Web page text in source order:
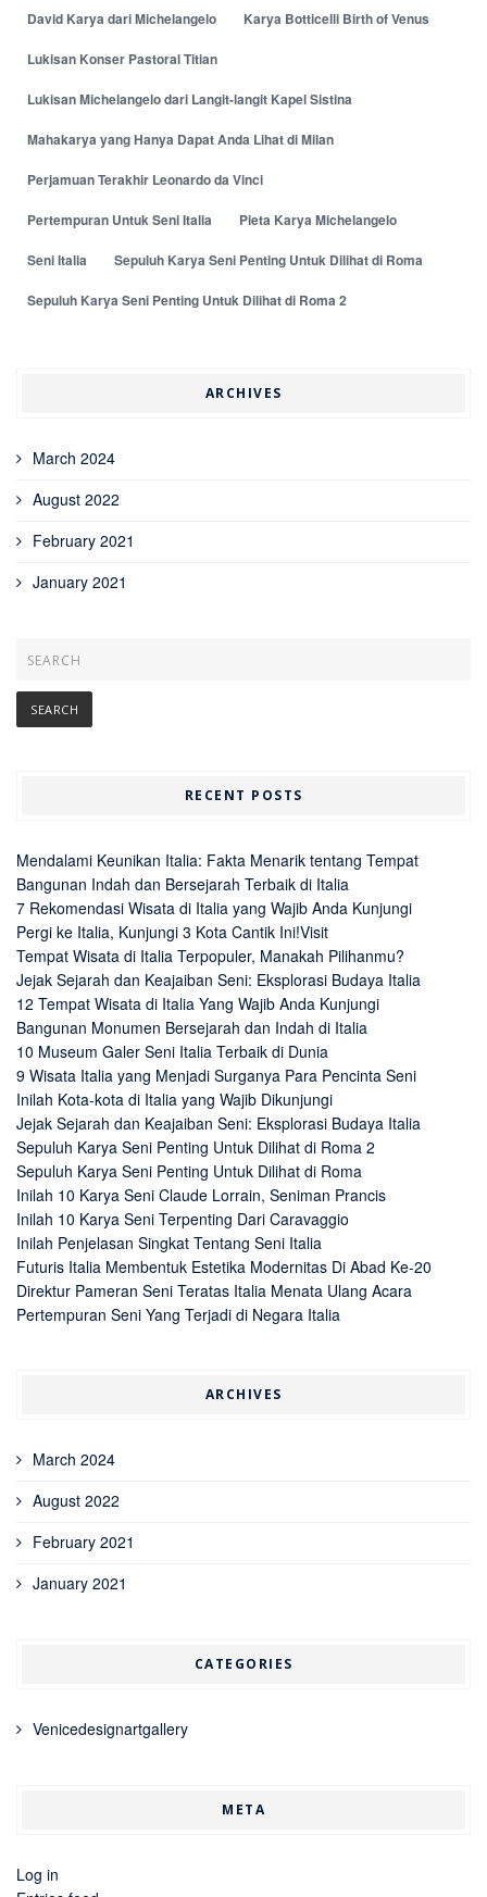
David Karya dari Michelangelo Karya Botticelli Birth of Venus
Lukisan Konser Pastoral Titian
Lukisan Michelangelo dari Langit-langit Kapel Sistina
Mahakarya yang Hanya Dapat Anda Lihat di Milan
Perjamuan Terakhir Leonardo da Vinci
Pertempuran Untuk Seni Italia Pieta Karya Michelangelo
Seni Italia Sepuluh Karya Seni Penting Untuk Dilihat di Roma
Sepuluh Karya Seni Penting Untuk Dilihat di Roma 2
ARCHIVES
March 2024
August 2022
February 2021
January 2021
RECENT POSTS
Mendalami Keunikan Italia: Fakta Menarik tentang Tempat
Bangunan Indah dan Bersejarah Terbaik di Italia
7 Rekomendasi Wisata di Italia yang Wajib Anda Kunjungi
Pergi ke Italia, Kunjungi 3 Kota Cantik Ini!Visit
Tempat Wisata di Italia Terpopuler, Manakah Pilihanmu?
Jejak Sejarah dan Keajaiban Seni: Eksplorasi Budaya Italia
12 Tempat Wisata di Italia Yang Wajib Anda Kunjungi
Bangunan Monumen Bersejarah dan Indah di Italia
10 Museum Galer Seni Italia Terbaik di Dunia
9 Wisata Italia yang Menjadi Surganya Para Pencinta Seni
Inilah Kota-kota di Italia yang Wajib Dikunjungi
Jejak Sejarah dan Keajaiban Seni: Eksplorasi Budaya Italia
Sepuluh Karya Seni Penting Untuk Dilihat di Roma 2
Sepuluh Karya Seni Penting Untuk Dilihat di Roma
Inilah 10 Karya Seni Claude Lorrain, Seniman Prancis
Inilah 10 Karya Seni Terpenting Dari Caravaggio
Inilah Penjelasan Singkat Tentang Seni Italia
Futuris Italia Membentuk Estetika Modernitas Di Abad Ke-20
Direktur Pameran Seni Teratas Italia Menata Ulang Acara
Pertempuran Seni Yang Terjadi di Negara Italia
ARCHIVES
March 2024
August 2022
February 2021
January 2021
CATEGORIES
Venicedesignartgallery
META
Log in